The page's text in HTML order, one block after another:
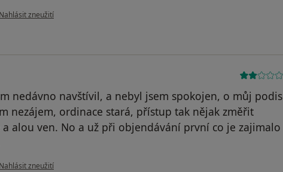
podle názoru uživatele Váš účet byl odstraněn
Nahlásit zneužití
nedávno navštívil, a nebyl jsem spokojen, o můj podis
nezájem, ordinace stará, přístup tak nějak změřit
alou ven. No a už při objendávání první co je zajimalo
podle názoru uživatele Pacient
Nahlásit zneužití